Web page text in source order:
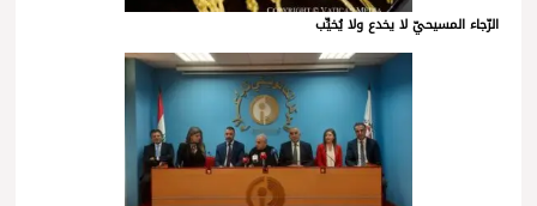
الرّجاء المسيحيّ لا يخدع ولا يُخيِّب